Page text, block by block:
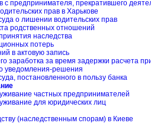
с предпринимателя, прекратившего
прав в Харькове
о лишении водительских прав
родственных отношений
наследства
потерь
в актовую запись
заработка за время задержки расчета
уведомления-решения
постановленного в пользу банка
частных предпринимателей
для юридических лиц
(наследственным спорам) в Киеве